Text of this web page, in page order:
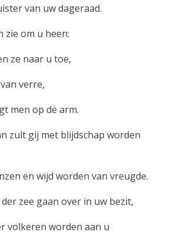
van uw dageraad.
zie om u heen:
ze naar u toe,
verre,
men op de arm.
zult gij met blijdschap worden
en wijd worden van vreugde.
zee gaan over in uw bezit,
volkeren worden aan u